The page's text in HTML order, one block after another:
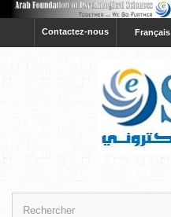
Français
Contactez-nous